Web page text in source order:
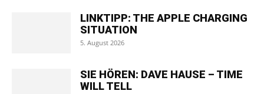
LINKTIPP: THE APPLE CHARGING
SITUATION
5. August 2026
SIE HÖREN: DAVE HAUSE – TIME
WILL TELL